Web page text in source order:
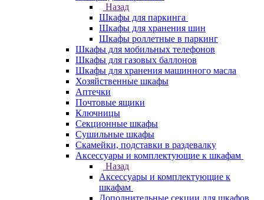
Назад
Шкафы для паркинга
Шкафы для хранения шин
Шкафы роллетные в паркинг
Шкафы для мобильных телефонов
Шкафы для газовых баллонов
Шкафы для хранения машинного масла
Хозяйственные шкафы
Аптечки
Почтовые ящики
Ключницы
Секционные шкафы
Сушильные шкафы
Скамейки, подставки в раздевалку
Аксессуары и комплектующие к шкафам
Назад
Аксессуары и комплектующие к
шкафам
Дополнительные секции для шкафов